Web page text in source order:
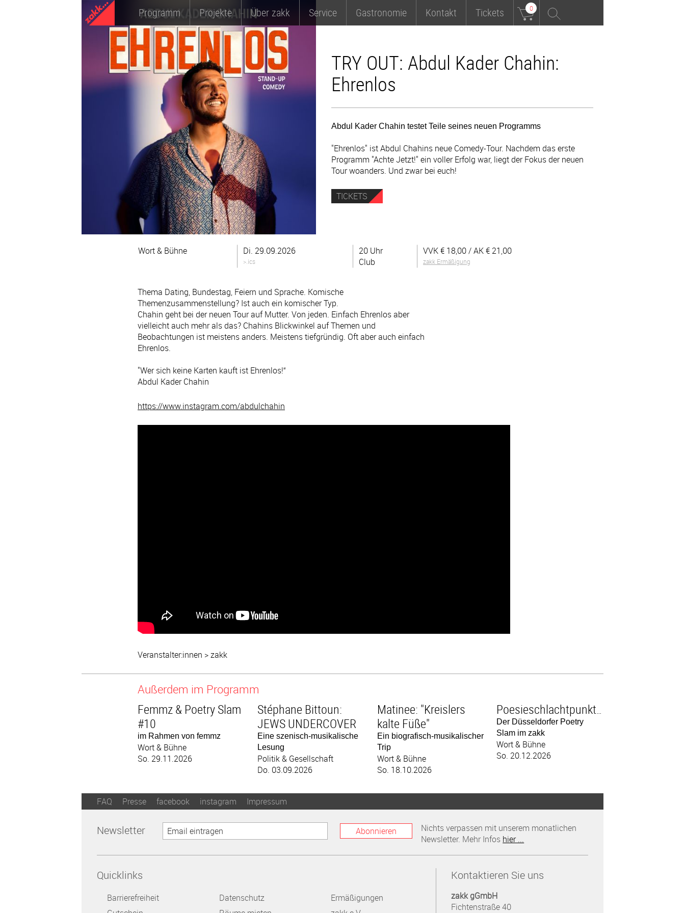
Programm Projekte Über zakk Service Gastronomie Kontakt Tickets 0
TRY OUT: Abdul Kader Chahin:
Ehrenlos
Abdul Kader Chahin testet Teile seines neuen Programms
"Ehrenlos" ist Abdul Chahins neue Comedy-Tour. Nachdem das erste
Programm "Achte Jetzt!" ein voller Erfolg war, liegt der Fokus der neuen
Tour woanders. Und zwar bei euch!
TICKETS
Wort & Bühne Di. 29.09.2026
>.ics
20 Uhr
Club
VVK € 18,00/ AK € 21,00
zakk Ermäßigung
Thema Dating, Bundestag, Feiern und Sprache. Komische
Themenzusammenstellung? Ist auch ein komischer Typ.
Chahin geht bei der neuen Tour auf Mutter. Von jeden. Einfach Ehrenlos aber
vielleicht auch mehr als das? Chahins Blickwinkel auf Themen und
Beobachtungen ist meistens anders. Meistens tiefgründig. Oft aber auch einfach
Ehrenlos.
"Wer sich keine Karten kauft ist Ehrenlos!“
Abdul Kader Chahin
https://www.instagram.com/abdulchahin
Veranstalter:innen > zakk
Außerdem im Programm
Femmz & Poetry Slam
#10
im Rahmen von femmz
Wort & Bühne
So. 29.11.2026
Stéphane Bittoun:
JEWS UNDERCOVER
Eine szenisch-musikalische
Lesung
Politik & Gesellschaft
Do. 03.09.2026
Matinee: "Kreislers
kalte Füße"
Ein biografisch-musikalischer
Trip
Wort & Bühne
So. 18.10.2026
Poesieschlachtpunktacht
Der Düsseldorfer Poetry
Slam im zakk
Wort & Bühne
So. 20.12.2026
FAQ Presse facebook instagram Impressum
Newsletter Abonnieren
Nichts verpassen mit unserem monatlichen
Newsletter. Mehr Infos hier ...
Quicklinks
Barrierefreiheit Datenschutz
Ermäßigungen
Kontaktieren Sie uns
zakk gGmbH
Fichtenstraße 40